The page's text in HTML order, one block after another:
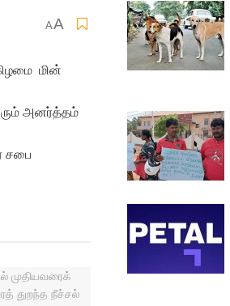
AA
மின்
அனர்த்தம்
சபை